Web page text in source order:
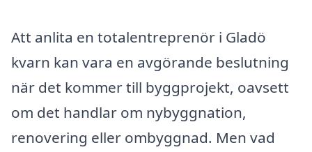
Att anlita en totalentreprenör i Gladö
kvarn kan vara en avgörande beslutning
när det kommer till byggprojekt, oavsett
om det handlar om nybyggnation,
renovering eller ombyggnad. Men vad